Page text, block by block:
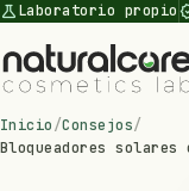
scienceLaboratorio propio
Inicio/Consejos/
Bloqueadores solares